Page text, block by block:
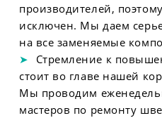
производителей,
исключен. Мы даем
на все заменяемые
Стремление к
стоит во главе нашей
Мы проводим
мастеров по ремонту